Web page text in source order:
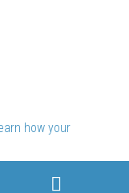
how your